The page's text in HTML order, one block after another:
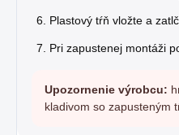
Plastový tŕň vložte a
Pri zapustenej montáži
Upozornenie výrobcu:
kladivom so zapusteným